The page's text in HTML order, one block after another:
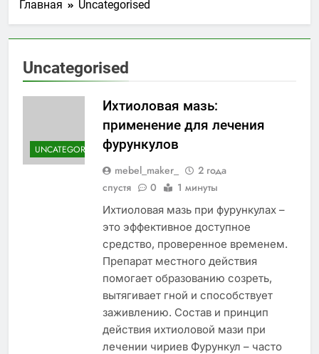
Главная Uncategorised
Uncategorised
UNCATEGORISED
Ихтиоловая мазь:
применение для лечения
фурункулов
mebel_maker_
2 года
спустя
0 1 минуты
Ихтиоловая мазь при фурункулах –
это эффективное доступное
средство, проверенное временем.
Препарат местного действия
помогает образованию созреть,
вытягивает гной и способствует
заживлению. Состав и принцип
действия ихтиоловой мази при
лечении чириев Фурункул – часто